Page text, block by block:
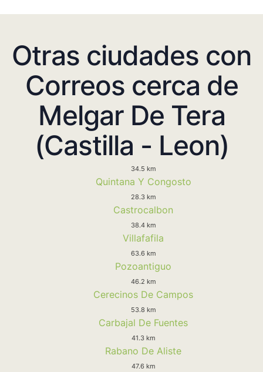
Otras ciudades con
Correos cerca de
Melgar De Tera
(Castilla - Leon)
34.5 km
Quintana Y Congosto
28.3 km
Castrocalbon
38.4 km
Villafafila
63.6 km
Pozoantiguo
46.2 km
Cerecinos De Campos
53.8 km
Carbajal De Fuentes
41.3 km
Rabano De Aliste
47.6 km